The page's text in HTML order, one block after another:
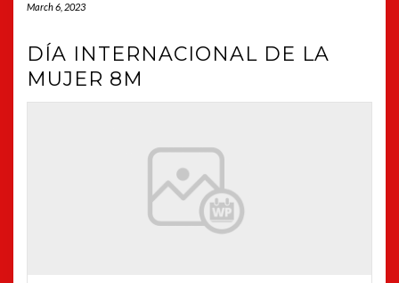
March 6, 2023
DÍA INTERNACIONAL DE LA
MUJER 8M